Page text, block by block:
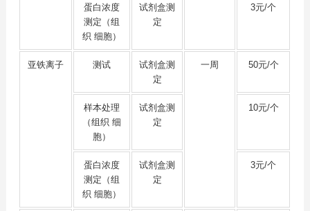
蛋白浓度
测定（组
织 细胞）
试剂盒测
定
3元/个
亚铁离子 测试
试剂盒测
定
一周 50元/个
样本处理
（组织 细
胞）
试剂盒测
定
10元/个
蛋白浓度
测定（组
织 细胞）
试剂盒测
定
3元/个